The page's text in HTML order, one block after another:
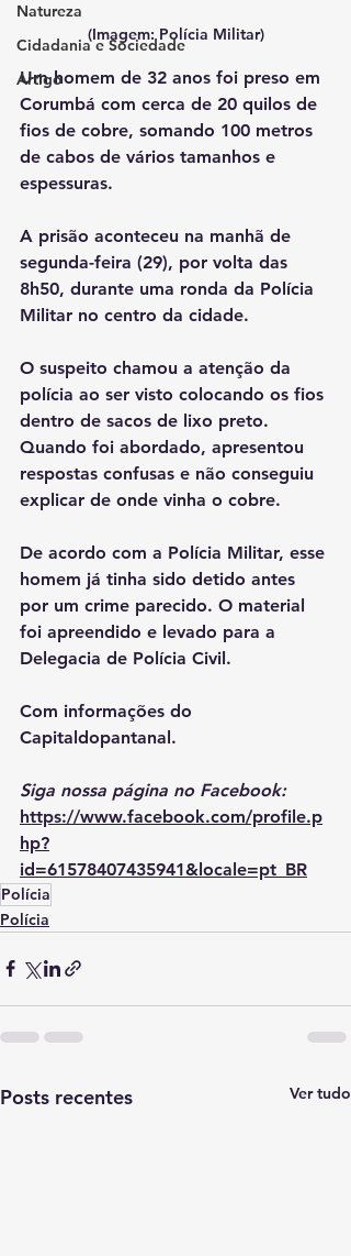
Natureza
Cidadania e Sociedade
Artigo
(Imagem: Polícia Militar)
Um homem de 32 anos foi preso em
Corumbá com cerca de 20 quilos de
fios de cobre, somando 100 metros
de cabos de vários tamanhos e
espessuras.
A prisão aconteceu na manhã de
segunda-feira (29), por volta das
8h50, durante uma ronda da Polícia
Militar no centro da cidade.
O suspeito chamou a atenção da
polícia ao ser visto colocando os fios
dentro de sacos de lixo preto.
Quando foi abordado, apresentou
respostas confusas e não conseguiu
explicar de onde vinha o cobre.
De acordo com a Polícia Militar, esse
homem já tinha sido detido antes
por um crime parecido. O material
foi apreendido e levado para a
Delegacia de Polícia Civil.
Com informações do
Capitaldopantanal.
Siga nossa página no Facebook:
https://www.facebook.com/profile.p
hp?
id=61578407435941&locale=pt_BR
Polícia
Polícia
Posts recentes Ver tudo